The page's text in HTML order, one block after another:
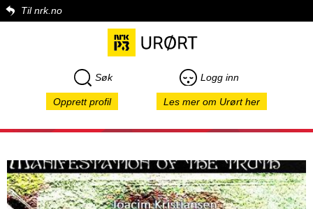
Til nrk.no
Søk Logg inn
Opprett profil Les mer om Urørt her